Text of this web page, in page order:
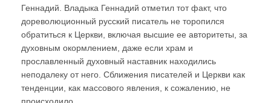
Геннадий. Владыка Геннадий отметил тот факт, что
дореволюционный русский писатель не торопился
обратиться к Церкви, включая высшие ее авторитеты, за
духовным окормлением, даже если храм и
прославленный духовный наставник находились
неподалеку от него. Сближения писателей и Церкви как
тенденции, как массового явления, к сожалению, не